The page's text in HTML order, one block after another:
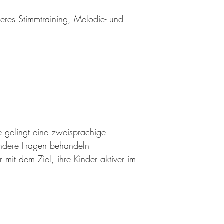
Stimmtraining, Melodie- und
gelingt eine zweisprachige
Fragen behandeln
mit dem Ziel, ihre Kinder aktiver im